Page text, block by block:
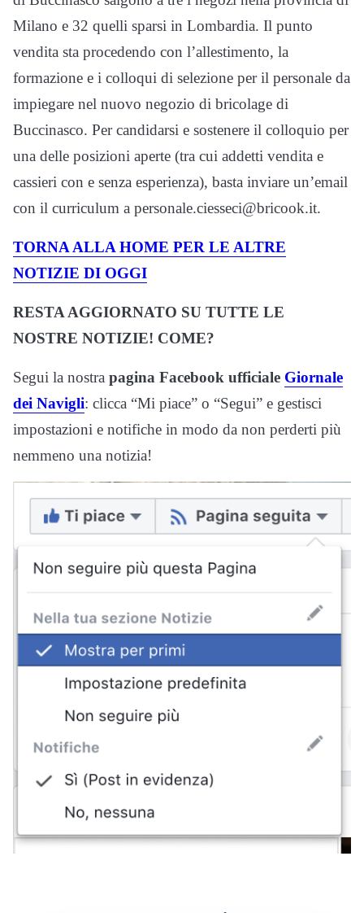
Milano e 32 quelli sparsi in Lombardia. Il punto
vendita sta procedendo con l’allestimento, la
formazione e i colloqui di selezione per il personale da
impiegare nel nuovo negozio di bricolage di
Buccinasco. Per candidarsi e sostenere il colloquio per
una delle posizioni aperte (tra cui addetti vendita e
cassieri con e senza esperienza), basta inviare un’email
con il curriculum a personale.ciesseci@bricook.it.
TORNA ALLA HOME PER LE ALTRE
NOTIZIE DI OGGI
RESTA AGGIORNATO SU TUTTE LE
NOSTRE NOTIZIE! COME?
Segui la nostra pagina Facebook ufficiale Giornale
dei Navigli: clicca “Mi piace” o “Segui” e gestisci
impostazioni e notifiche in modo da non perderti più
nemmeno una notizia!